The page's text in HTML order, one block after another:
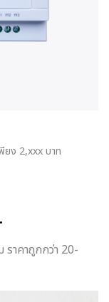
ยง 2,xxx บาท
าคาถูกกว่า 20-